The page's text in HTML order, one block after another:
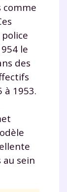
comme
le
des
à 1953.
au sein